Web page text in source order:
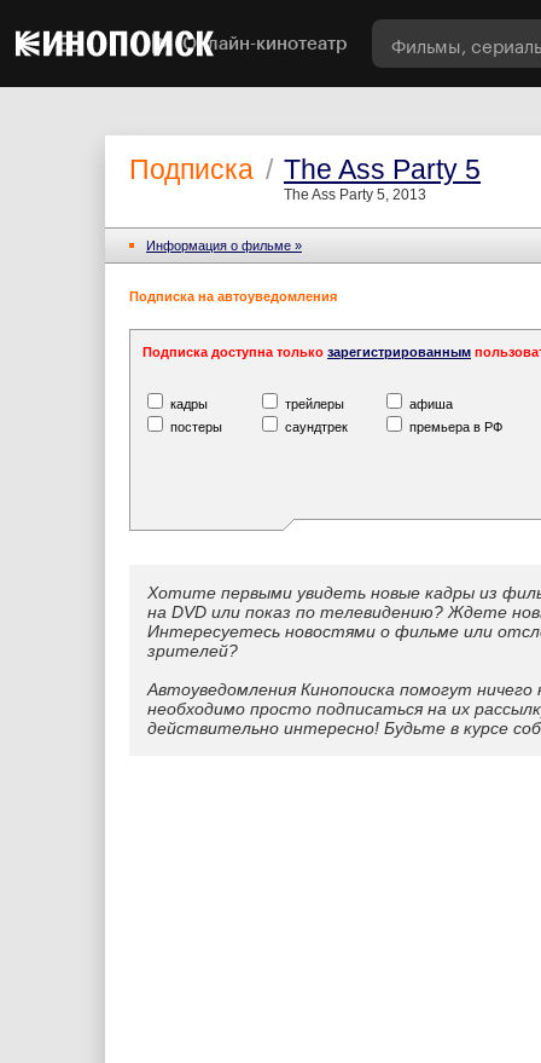
Онлайн-кинотеатр
Подписка / The Ass Party 5
The Ass Party 5, 2013
Информация o фильме »
Подписка на автоуведомления
Подписка доступна только зарегистрированным
кадры трейлеры
афиша
постеры
саундтрек премьера в РФ
Хотите первыми увидеть новые кадры из
на DVD или показ по телевидению? Ждете
Интересуетесь новостями о фильме или
зрителей?
Автоуведомления Кинопоиска помогут
необходимо просто подписаться на их
действительно интересно! Будьте в курсе